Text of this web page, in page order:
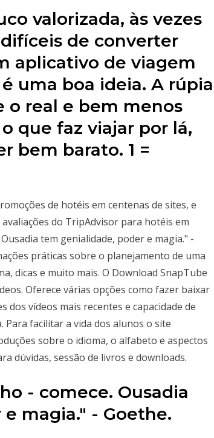
valorizada, às vezes
de converter
aplicativo de viagem
uma boa ideia. A rúpia
o real e bem menos
que faz viajar por lá,
bem barato. ₹1 =
de hotéis em centenas de sites, e
do TripAdvisor para hotéis em
tem genialidade, poder e magia." -
práticas sobre o planejamento de uma
dicas e muito mais. O Download SnapTube
Oferece várias opções como fazer baixar
dos vídeos mais recentes e capacidade de
facilitar a vida dos alunos o site
sobre o idioma, o alfabeto e aspectos
dúvidas, sessão de livros e downloads.
- comece. Ousadia
magia." - Goethe.